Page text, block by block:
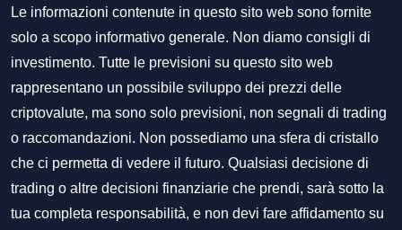
Le informazioni contenute in questo sito web sono fornite
solo a scopo informativo generale. Non diamo consigli di
investimento. Tutte le previsioni su questo sito web
rappresentano un possibile sviluppo dei prezzi delle
criptovalute, ma sono solo previsioni, non segnali di trading
o raccomandazioni. Non possediamo una sfera di cristallo
che ci permetta di vedere il futuro. Qualsiasi decisione di
trading o altre decisioni finanziarie che prendi, sarà sotto la
tua completa responsabilità, e non devi fare affidamento su